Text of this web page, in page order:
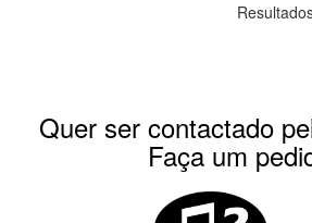
Quer ser contactado
Faça um